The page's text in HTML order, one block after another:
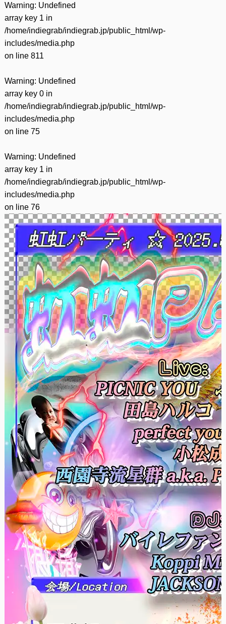
Warning: Undefined
array key 1 in
/home/indiegrab/indiegrab.jp/public_html/wp-
includes/media.php
on line 811
Warning: Undefined
array key 0 in
/home/indiegrab/indiegrab.jp/public_html/wp-
includes/media.php
on line 75
Warning: Undefined
array key 1 in
/home/indiegrab/indiegrab.jp/public_html/wp-
includes/media.php
on line 76